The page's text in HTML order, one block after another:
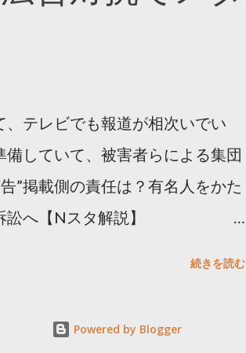
テレビでも報道が相次いでい
していて、被害者らによる集団
”掲載側の責任は？有名人をかた
へ【Nスタ解説】
備 https://txbiz.tv-
続きを読む
Powered by Blogger